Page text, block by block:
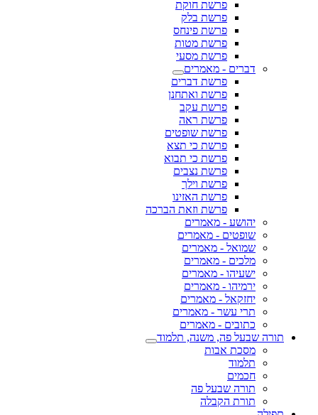
פרשת חוקת
פרשת בלק
פרשת פינחס
פרשת מטות
פרשת מסעי
דברים - מאמרים
פרשת דברים
פרשת ואתחנן
פרשת עקב
פרשת ראה
פרשת שופטים
פרשת כי תצא
פרשת כי תבוא
פרשת נצבים
פרשת וילך
פרשת האזינו
פרשת וזאת הברכה
יהושע - מאמרים
שופטים - מאמרים
שמואל - מאמרים
מלכים - מאמרים
ישעיהו - מאמרים
ירמיהו - מאמרים
יחזקאל - מאמרים
תרי עשר - מאמרים
כתובים - מאמרים
תורה שבעל פה, משנה, תלמוד
מסכת אבות
תלמוד
חכמים
תורה שבעל פה
תורת הקבלה